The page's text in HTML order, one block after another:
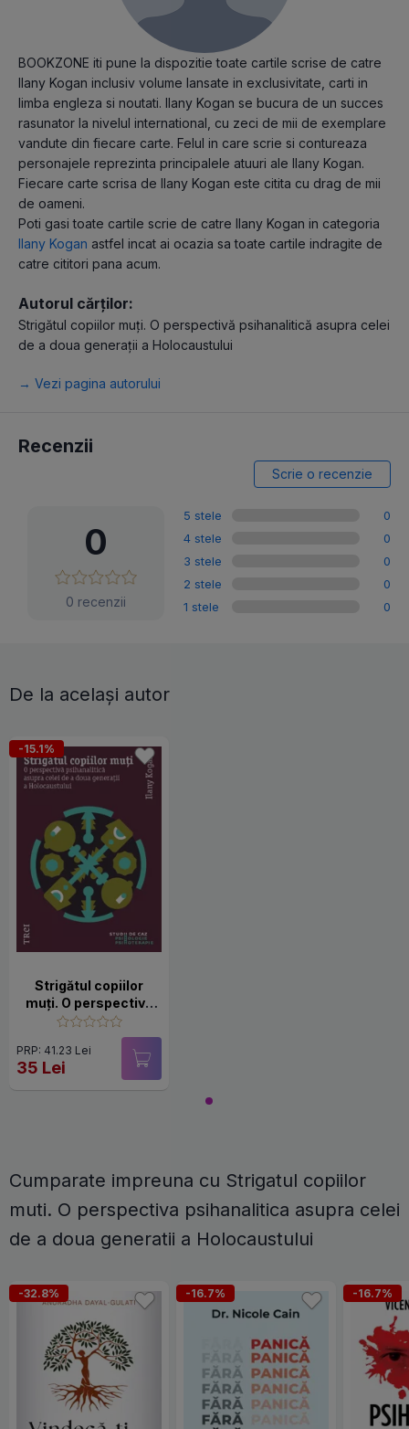
BOOKZONE iti pune la dispozitie toate cartile scrise de catre
Ilany Kogan inclusiv volume lansate in exclusivitate, carti in
limba engleza si noutati. Ilany Kogan se bucura de un succes
rasunator la nivelul international, cu zeci de mii de exemplare
vandute din fiecare carte. Felul in care scrie si contureaza
personajele reprezinta principalele atuuri ale Ilany Kogan.
Fiecare carte scrisa de Ilany Kogan este citita cu drag de mii
de oameni.
Poti gasi toate cartile scrie de catre Ilany Kogan in categoria
Ilany Kogan astfel incat ai ocazia sa toate cartile indragite de
catre cititori pana acum.
Autorul cărților:
Strigătul copiilor muți. O perspectivă psihanalitică asupra celei
de a doua generații a Holocaustului
→ Vezi pagina autorului
Recenzii
Scrie o recenzie
0
0 recenzii
5 stele
0
4 stele
0
3 stele
0
2 stele
0
1 stele
0
De la același autor
-15.1%
Strigătul copiilor
muți. O perspectivă
psihanalitică asupra
celei de a doua
generații a
Holocaustului
PRP: 41.23 Lei
35 Lei
Cumparate impreuna cu Strigatul copiilor
muti. O perspectiva psihanalitica asupra celei
de a doua generatii a Holocaustului
-32.8% -16.7% -16.7%